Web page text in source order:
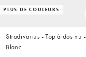
PLUS DE COULEURS
Stradivarius - Top à dos nu -
Blanc